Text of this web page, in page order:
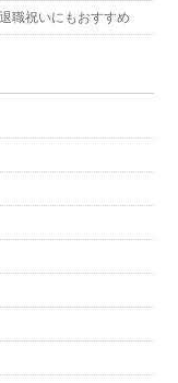
職祝いにもおすすめ